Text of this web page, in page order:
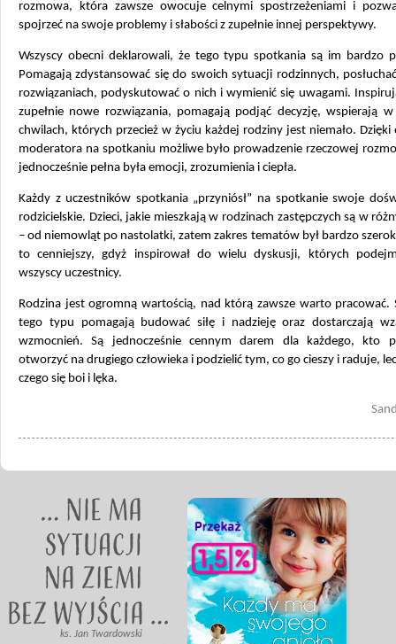
rozmowa, która zawsze owocuje celnymi spostrzeżeniami i
spojrzeć na swoje problemy i słabości z zupełnie innej perspektywy.
Wszyscy obecni deklarowali, że tego typu spotkania są im bardzo
Pomagają zdystansować się do swoich sytuacji rodzinnych,
rozwiązaniach, podyskutować o nich i wymienić się uwagami.
zupełnie nowe rozwiązania, pomagają podjąć decyzję, wspierają
chwilach, których przecież w życiu każdej rodziny jest niemało. Dzięki
moderatora na spotkaniu możliwe było prowadzenie rzeczowej
jednocześnie pełna była emocji, zrozumienia i ciepła.
Każdy z uczestników spotkania „przyniósł” na spotkanie swoje
rodzicielskie. Dzieci, jakie mieszkają w rodzinach zastępczych są w
– od niemowląt po nastolatki, zatem zakres tematów był bardzo
to cenniejszy, gdyż inspirował do wielu dyskusji, których
wszyscy uczestnicy.
Rodzina jest ogromną wartością, nad którą zawsze warto pracować.
tego typu pomagają budować siłę i nadzieję oraz dostarczają
wzmocnień. Są jednocześnie cennym darem dla każdego, kto
otworzyć na drugiego człowieka i podzielić tym, co go cieszy i raduje,
czego się boi i lęka.
ks. Jan Twardowski